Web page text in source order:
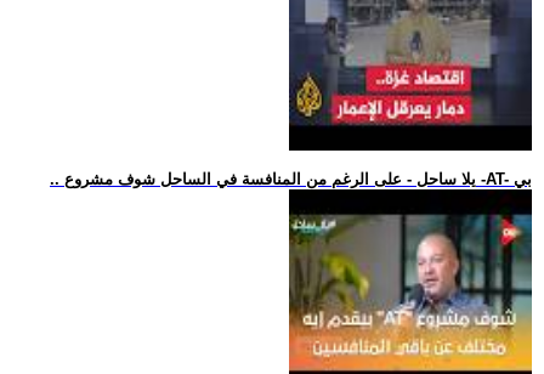
.. يلا ساحل - على الرغم من المنافسة في الساحل شوف مشروع -AT- بي